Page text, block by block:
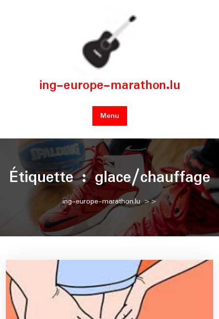
ing-europe-marathon.lu
Menu
Étiquette :glace/chauffage
ing-europe-marathon.lu>>